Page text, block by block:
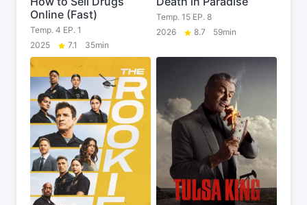
Online (Fast)
Temp. 4 EP. 1
2025
7.1 35min
Temp. 15 EP. 8
2026
8.7 59min